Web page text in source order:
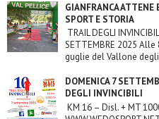
GIANFRANCA
SPORT E STORIA
TRAIL DEGLI
SETTEMBRE 2025
guglie del Vallone
DOMENICA 7
DEGLI INVINCIBILI
KM 16 – Disl. + MT